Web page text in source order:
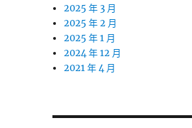
2025 年 3 月
2025 年 2 月
2025 年 1 月
2024 年 12 月
2021 年 4 月